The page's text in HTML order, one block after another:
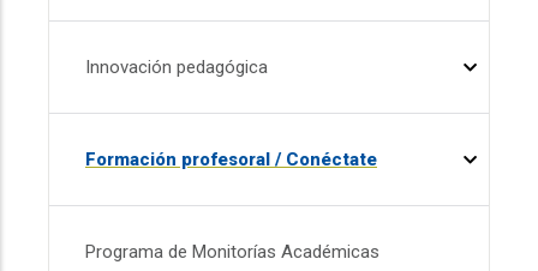
Innovación pedagógica
Formación profesoral / Conéctate
Programa de Monitorías Académicas